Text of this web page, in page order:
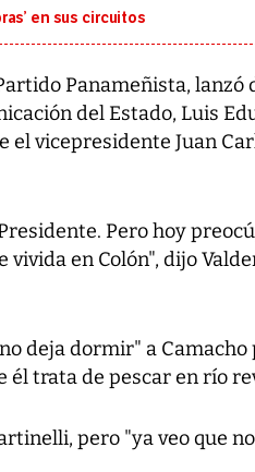
en sus circuitos
Panameñista, lanzó
del Estado, Luis
el vicepresidente Juan
Pero hoy
en Colón", dijo
deja dormir" a Camacho
él trata de pescar en río
pero "ya veo que